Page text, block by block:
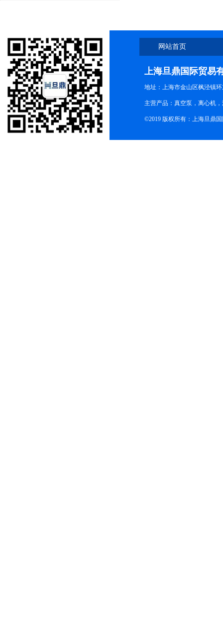
网站首页
上海旦鼎国际贸易
地址：上海市金山区枫泾镇
主营产品：真空泵，离心机
©2019 版权所有：上海旦鼎